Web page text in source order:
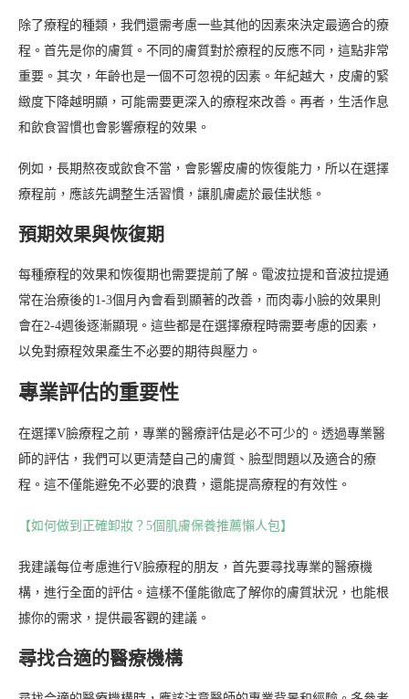
除了療程的種類，我們還需考慮一些其他的因素來決定最適合的療
程。首先是你的膚質。不同的膚質對於療程的反應不同，這點非常
重要。其次，年齡也是一個不可忽視的因素。年紀越大，皮膚的緊
緻度下降越明顯，可能需要更深入的療程來改善。再者，生活作息
和飲食習慣也會影響療程的效果。
例如，長期熬夜或飲食不當，會影響皮膚的恢復能力，所以在選擇
療程前，應該先調整生活習慣，讓肌膚處於最佳狀態。
預期效果與恢復期
每種療程的效果和恢復期也需要提前了解。電波拉提和音波拉提通
常在治療後的1-3個月內會看到顯著的改善，而肉毒小臉的效果則
會在2-4週後逐漸顯現。這些都是在選擇療程時需要考慮的因素，
以免對療程效果產生不必要的期待與壓力。
專業評估的重要性
在選擇V臉療程之前，專業的醫療評估是必不可少的。透過專業醫
師的評估，我們可以更清楚自己的膚質、臉型問題以及適合的療
程。這不僅能避免不必要的浪費，還能提高療程的有效性。
【如何做到正確卸妝？5個肌膚保養推薦懶人包】
我建議每位考慮進行V臉療程的朋友，首先要尋找專業的醫療機
構，進行全面的評估。這樣不僅能徹底了解你的膚質狀況，也能根
據你的需求，提供最客觀的建議。
尋找合適的醫療機構